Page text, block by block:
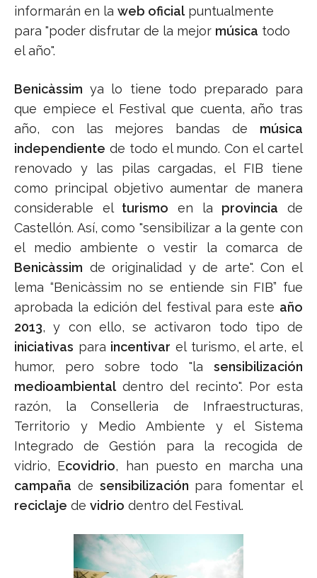
informarán en la web oficialpuntualmente
para "poder disfrutar de la mejor música todo
el año".
Benicàssim ya lo tiene todo preparado para
que empiece el Festival que cuenta, año tras
año, con las mejores bandas de música
independiente de todo el mundo. Con el cartel
renovado y las pilas cargadas, el FIB tiene
como principal objetivo aumentar de manera
considerable el turismo en la provincia de
Castellón. Así, como "sensibilizar a la gente con
el medio ambiente o vestir la comarca de
Benicàssim de originalidad y de arte". Con el
lema “Benicàssim no se entiende sin FIB” fue
aprobada la edición del festival para este año
2013, y con ello, se activaron todo tipo de
iniciativas para incentivar el turismo, el arte, el
humor, pero sobre todo "la sensibilización
medioambientaldentro del recinto". Por esta
razón, la Conselleria de Infraestructuras,
Territorio y Medio Ambiente y el Sistema
Integrado de Gestión para la recogida de
vidrio, Ecovidrio, han puesto en marcha una
campaña de sensibilización para fomentar el
reciclaje de vidrio dentro del Festival.